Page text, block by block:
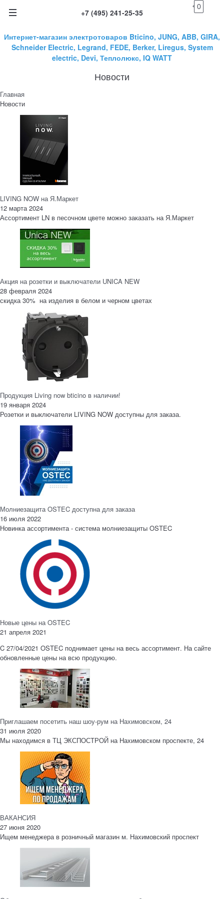
+7 (495) 241-25-35
0
Интернет-магазин электротоваров Bticino, JUNG, ABB, GIRA,
Schneider Electric, Legrand, FEDE, Berker, Liregus, System
electric, Devi, Теплолюкс, IQ WATT
Новости
Главная
Новости
LIVING NOW на Я.Маркет
12 марта 2024
Ассортимент LN в песочном цвете можно заказать на Я.Маркет
Акция на розетки и выключатели UNICA NEW
28 февраля 2024
скидка 30% на изделия в белом и черном цветах
Продукция Living now bticino в наличии!
19 января 2024
Розетки и выключатели LIVING NOW доступны для заказа.
Молниезащита OSTEC доступна для заказа
16 июля 2022
Новинка ассортимента - система молниезащиты OSTEC
Новые цены на OSTEC
21 апреля 2021
C 27/04/2021 OSTEC поднимает цены на весь ассортимент. На сайте
обновленные цены на всю продукцию.
Приглашаем посетить наш шоу-рум на Нахимовском, 24
31 июля 2020
Мы находимся в ТЦ ЭКСПОСТРОЙ на Нахимовском проспекте, 24
ВАКАНСИЯ
27 июня 2020
Ищем менеджера в розничный магазин м. Нахимовский проспект